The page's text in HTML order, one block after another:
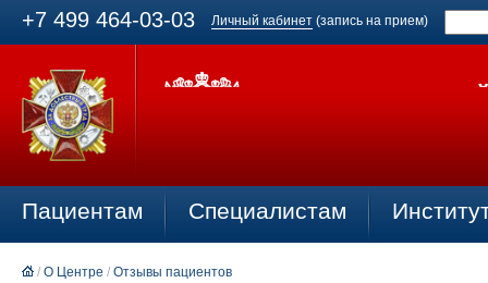
+7 499 464-03-03 Личный кабинет (запись на прием)
Пациентам Специалистам
/ О Центре / Отзывы пациентов